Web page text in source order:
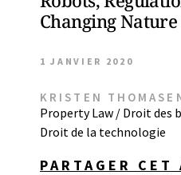
Changing
1 JANVIER 2020
KRISTEN
Property Law / Droit des
Droit de la technologie
PARTAGER CET